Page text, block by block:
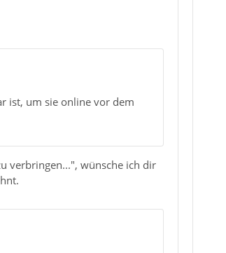
ist, um sie online vor dem
verbringen...", wünsche ich dir